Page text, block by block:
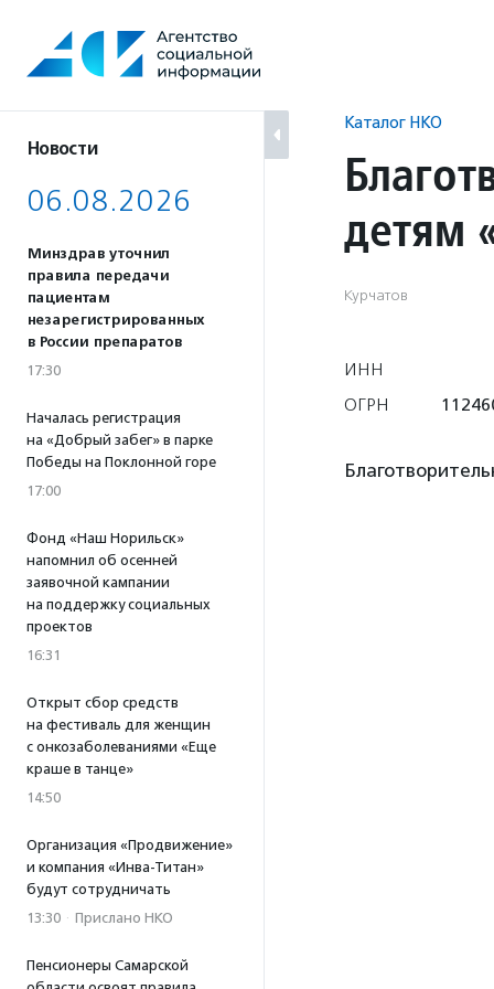
содержанию
Новости
06.08.2026
Минздрав уточнил
правила передачи
пациентам
незарегистрированных
в России препаратов
17:30
Началась регистрация
на «Добрый забег» в парке
Победы на Поклонной горе
17:00
Фонд «Наш Норильск»
напомнил об осенней
заявочной кампании
на поддержку социальных
проектов
16:31
Открыт сбор средств
на фестиваль для женщин
с онкозаболеваниями «Еще
краше в танце»
14:50
Организация «Продвижение»
и компания «Инва-Титан»
будут сотрудничать
13:30 · Прислано НКО
Пенсионеры Самарской
Каталог НКО
детям
Курчатов
ИНН
ОГРН